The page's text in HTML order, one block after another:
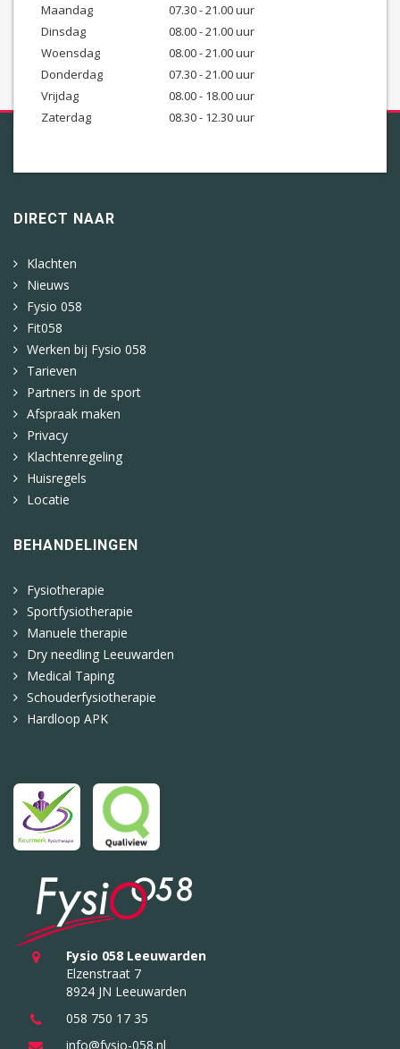
Maandag
07.30 - 21.00 uur
Dinsdag
08.00 - 21.00 uur
Woensdag
08.00 - 21.00 uur
Donderdag
07.30 - 21.00 uur
Vrijdag
08.00 - 18.00 uur
Zaterdag
08.30 - 12.30 uur
DIRECT NAAR
Klachten
Nieuws
Fysio 058
Fit058
Werken bij Fysio 058
Tarieven
Partners in de sport
Afspraak maken
Privacy
Klachtenregeling
Huisregels
Locatie
BEHANDELINGEN
Fysiotherapie
Sportfysiotherapie
Manuele therapie
Dry needling Leeuwarden
Medical Taping
Schouderfysiotherapie
Hardloop APK
Fysio 058 Leeuwarden
Elzenstraat 7
8924 JN Leeuwarden
058 750 17 35
info@fysio-058.nl